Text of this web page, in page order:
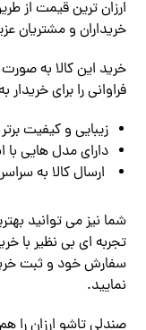
ارزان ترین قیمت از
خریداران و مشتریان
خرید این کالا به
فراوانی را برای
زیبایی و کیفیت
دارای مدل هایی با
ارسال کالا به
شما نیز می توانید
تجربه ای بی نظیر با
سفارش خود و ثبت
نمایید.
صندلی تاشو ارزان را